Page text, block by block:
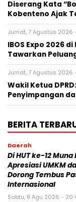
Diserang Kata
Kobenteno Ajak
Jumat, 7 Agustus 2026
IBOS Expo 2026
Tawarkan
Jumat, 7 Agustus 2026
Wakil Ketua
Penyimpangan
BERITA
Daerah
Di HUT ke-12
Apresiasi UMKM
Dorong Tembus
Internasional
Sabtu, 8 Agu 2026 -